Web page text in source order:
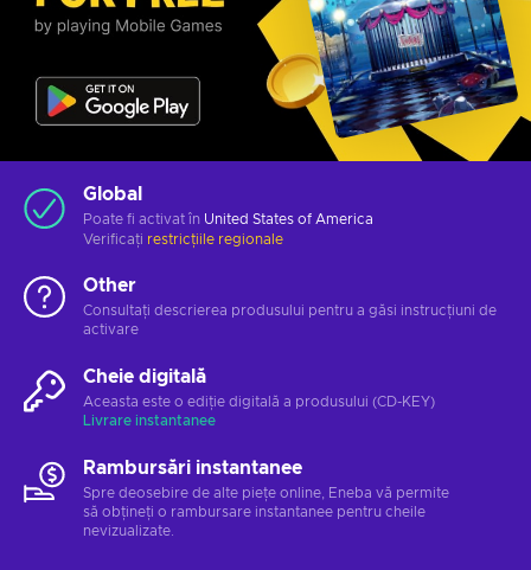
Global
Poate fi activat în United States of America
Verificați restricțiile regionale
Other
Consultați descrierea produsului pentru a găsi instrucțiuni de
activare
Cheie digitală
Aceasta este o ediție digitală a produsului (CD-KEY)
Livrare instantanee
Rambursări instantanee
Spre deosebire de alte piețe online, Eneba vă permite
să obțineți o rambursare instantanee pentru cheile
nevizualizate.